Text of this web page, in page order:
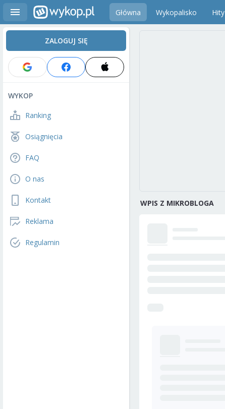
Główna Wykopalisko Hity
ZALOGUJ SIĘ
WYKOP
Ranking
Osiągnięcia
FAQ
O nas
Kontakt
Reklama
Regulamin
WPIS Z MIKROBLOGA